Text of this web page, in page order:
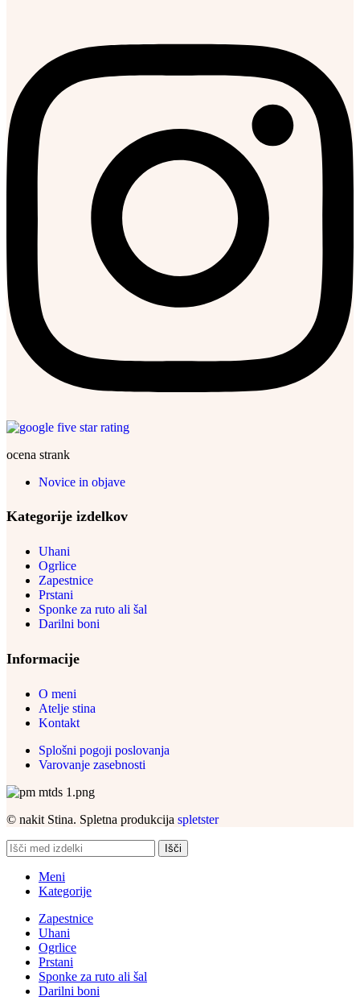
ocena strank
Novice in objave
Kategorije izdelkov
Uhani
Ogrlice
Zapestnice
Prstani
Sponke za ruto ali šal
Darilni boni
Informacije
O meni
Atelje stina
Kontakt
Splošni pogoji poslovanja
Varovanje zasebnosti
© nakit Stina. Spletna produkcija spletster
Išči
Meni
Kategorije
Zapestnice
Uhani
Ogrlice
Prstani
Sponke za ruto ali šal
Darilni boni